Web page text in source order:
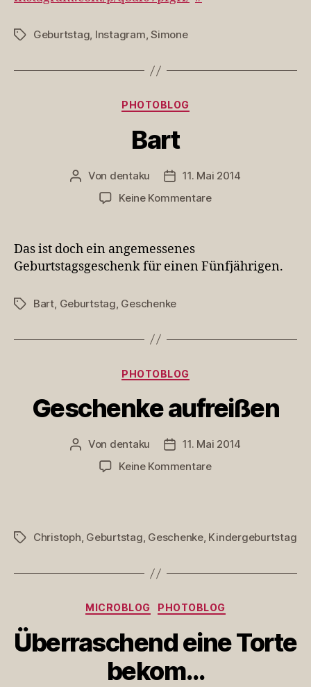
Schlagwörter
Geburtstag, Instagram,Simone
Kategorien
PHOTOBLOG
Bart
Beitragsautor
Von dentaku Veröffentlichungsdatum
11. Mai 2014
Keine Kommentarezu
Das ist doch ein angemessenes
Geburtstagsgeschenk für einen Fünfjährigen.
Schlagwörter
Bart, Geburtstag, Geschenke
Kategorien
PHOTOBLOG
Geschenke aufreißen
Beitragsautor
Von dentaku Veröffentlichungsdatum
11. Mai 2014
Keine Kommentarezu
Schlagwörter
Christoph, Geburtstag, Geschenke, Kindergeburtstag
Kategorien
MICROBLOG PHOTOBLOG
Überraschend eine Torte
bekom…